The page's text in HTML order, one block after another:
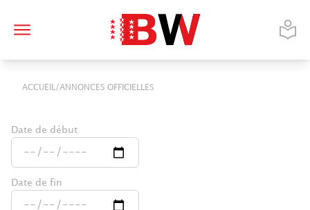
ACCUEIL /ANNONCES OFFICIELLES
Date de début
Date de fin